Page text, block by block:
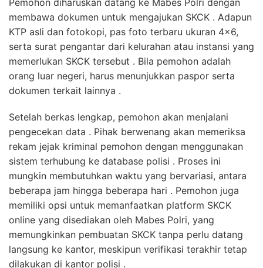
membawa dokumen untuk mengajukan SKCK . Adapun
KTP asli dan fotokopi, pas foto terbaru ukuran 4×6,
serta surat pengantar dari kelurahan atau instansi yang
memerlukan SKCK tersebut . Bila pemohon adalah
orang luar negeri, harus menunjukkan paspor serta
dokumen terkait lainnya .
Setelah berkas lengkap, pemohon akan menjalani
pengecekan data . Pihak berwenang akan memeriksa
rekam jejak kriminal pemohon dengan menggunakan
sistem terhubung ke database polisi . Proses ini
mungkin membutuhkan waktu yang bervariasi, antara
beberapa jam hingga beberapa hari . Pemohon juga
memiliki opsi untuk memanfaatkan platform SKCK
online yang disediakan oleh Mabes Polri, yang
memungkinkan pembuatan SKCK tanpa perlu datang
langsung ke kantor, meskipun verifikasi terakhir tetap
dilakukan di kantor polisi .